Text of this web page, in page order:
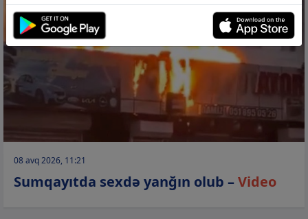
08 avq 2026, 11:21
Sumqayıtda sexdə yanğın olub –Video